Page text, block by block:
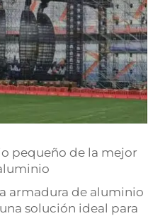
pequeño de la mejor
armadura de aluminio
solución ideal para